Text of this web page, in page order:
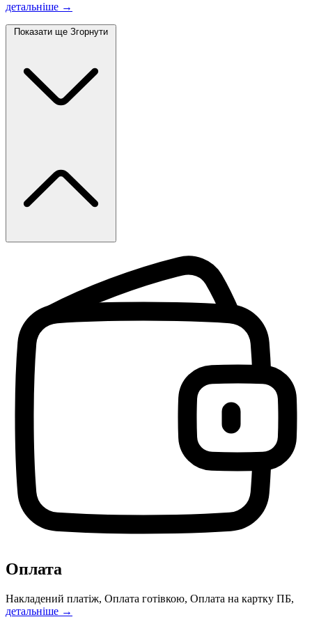
детальніше →
Показати ще Згорнути
Оплата
Накладений платіж, Оплата готівкою, Оплата на картку ПБ,
детальніше →